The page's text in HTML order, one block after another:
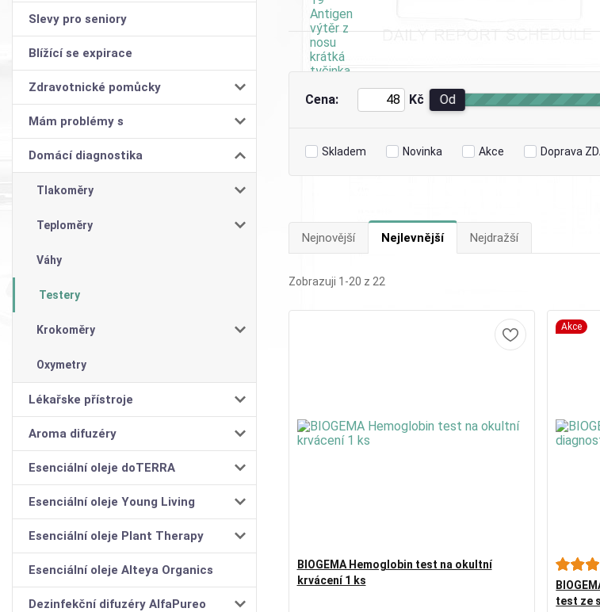
Slevy pro seniory
Blížící se expirace
Zdravotnické pomůcky
Mám problémy s
Domácí diagnostika
Tlakoměry
Teploměry
Váhy
Testery
Krokoměry
Oxymetry
Lékařske přístroje
Aroma difuzéry
Esenciální oleje doTERRA
Esenciální oleje Young Living
Esenciální oleje Plant Therapy
Esenciální oleje Alteya Organics
Dezinfekční difuzéry AlfaPureo
Cena: Kč Od
Skladem Novinka Akce Doprava
Nejnovější Nejlevnější Nejdražší
Zobrazuji 1-20 z 22
BIOGEMA Hemoglobin test na okultní
krvácení 1 ks
Akce
test ze